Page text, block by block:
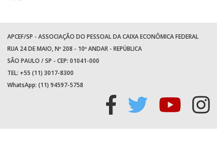
APCEF/SP - ASSOCIAÇÃO DO PESSOAL DA CAIXA ECONÔMICA FEDERAL
RUA 24 DE MAIO, Nº 208 - 10º ANDAR - REPÚBLICA
SÃO PAULO / SP - CEP: 01041-000
TEL: +55 (11) 3017-8300
WhatsApp: (11) 94597-5758
Acessar
Acessar